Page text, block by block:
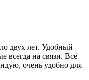
двух лет. Удобный
всегда на связи. Всё
очень удобно для